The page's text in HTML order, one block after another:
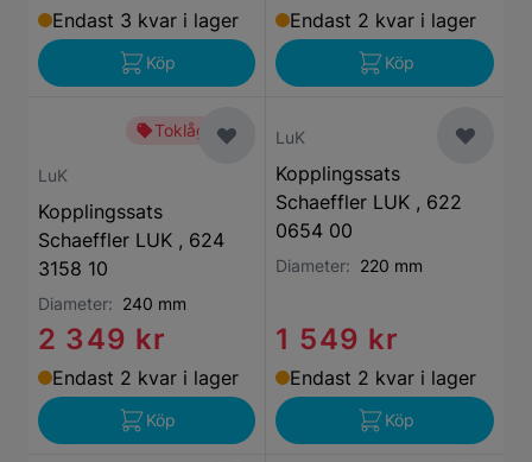
Endast 3 kvar i lager
Köp
Endast 2 kvar i lager
Köp
Toklågt pris
LuK
Kopplingssats
Schaeffler LUK , 624
3158 10
Diameter: 240 mm
2 349 kr
Endast 2 kvar i lager
Köp
LuK
Kopplingssats
Schaeffler LUK , 622
0654 00
Diameter: 220 mm
1 549 kr
Endast 2 kvar i lager
Köp